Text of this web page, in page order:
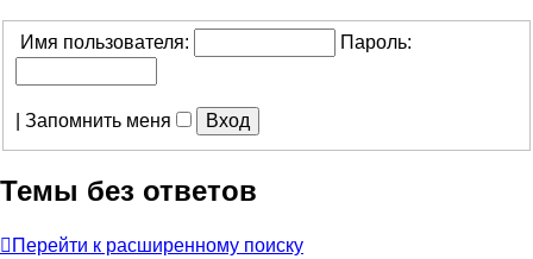
Имя пользователя: Пароль:
Запомнить меня
Темы без ответов
Перейти к расширенному поиску